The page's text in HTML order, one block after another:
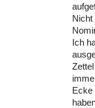
Nicht
Ich
Ecke